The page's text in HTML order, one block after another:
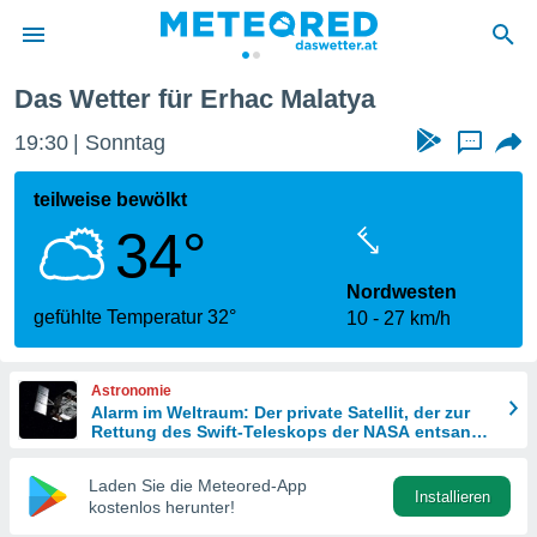
wurde
dass
sind.
diese
Das Wetter für Erhac Malatya
19:30 Sonntag ...
teilweise bewölkt
34°
gefühlte Temperatur 32°
Nordwesten
10
27 km/h
Astronomie
Alarm im Weltraum: Der private Satellit, der zur
Rettung des Swift-Teleskops der NASA entsandt
Laden Sie die Meteored-App
kostenlos herunter!
Installieren